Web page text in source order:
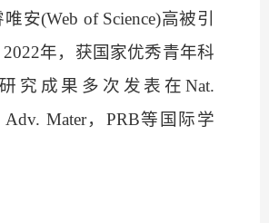
安(Web of Science)高被引
年，获国家优秀青年科
究成果多次发表在Nat.
Adv. Mater，PRB等国际学